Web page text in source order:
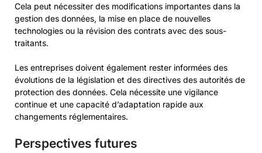
Cela peut nécessiter des modifications importantes dans la
gestion des données, la mise en place de nouvelles
technologies ou la révision des contrats avec des sous-
traitants.
Les entreprises doivent également rester informées des
évolutions de la législation et des directives des autorités de
protection des données. Cela nécessite une vigilance
continue et une capacité d’adaptation rapide aux
changements réglementaires.
Perspectives futures